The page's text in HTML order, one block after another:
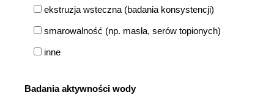
ekstruzja wsteczna (badania konsystencji)
smarowalność (np. masła, serów topionych)
inne
Badania aktywności wody